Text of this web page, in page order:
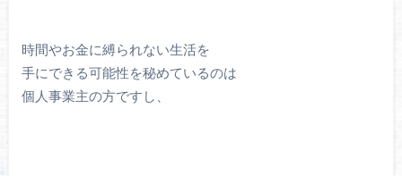
時間やお金に縛られない生活を
手にできる可能性を秘めているのは
個人事業主の方ですし、